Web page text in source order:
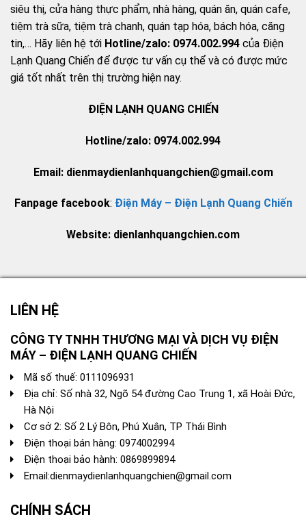
siêu thị, cửa hàng thực phẩm, nhà hàng, quán ăn, quán cafe,
tiệm trà sữa, tiệm trà chanh, quán tạp hóa, bách hóa, căng
tin,… Hãy liên hệ tới Hotline/zalo: 0974.002.994 của Điện
Lạnh Quang Chiến để được tư vấn cụ thể và có được mức
giá tốt nhất trên thị trường hiện nay.
ĐIỆN LẠNH QUANG CHIẾN
Hotline/zalo: 0974.002.994
Email: dienmaydienlanhquangchien@gmail.com
Fanpage facebook: Điện Máy – Điện Lạnh Quang Chiến
Website: dienlanhquangchien.com
LIÊN HỆ
CÔNG TY TNHH THƯƠNG MẠI VÀ DỊCH VỤ ĐIỆN
MÁY – ĐIỆN LẠNH QUANG CHIẾN
Mã số thuế: 0111096931
Địa chỉ: Số nhà 32, Ngõ 54 đường Cao Trung 1, xã Hoài Đức,
Hà Nội
Cơ sở 2: Số 2 Lý Bôn, Phú Xuân, TP Thái Bình
Điện thoại bán hàng: 0974002994
Điện thoại bảo hành: 0869899894
Email:dienmaydienlanhquangchien@gmail.com
CHÍNH SÁCH